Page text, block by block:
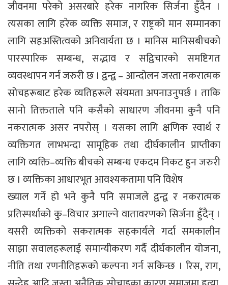
जीवनमा परेको असरबारे हरेक नागरिक सिर्जना हुँदैन ।
त्यसका लागि हरेक व्यक्ति समाज, र राष्ट्रको मान सम्मानका
लागि सहअस्तित्वको अनिवार्यता छ । मानिस मानिसबीचको
पारस्पारिक सम्बन्ध, सद्भाव र सद्विचारको समष्टिगत
व्यवस्थापन गर्न जरुरी छ । द्वन्द्व – आन्दोलन जस्ता नकरात्मक
सोचहरूबाट हरेक व्यतिहरूले संयमता अपनाउनुपर्छ । ताकि
सानो तिक्तताले पनि कसैको साधारण जीवनमा कुनै पनि
नकरात्मक असर नपरोस् । यसका लागि क्षणिक स्वार्थ र
व्यक्तिगत लाभभन्दा सामूहिक तथा दीर्घकालीन प्राप्तीका
लागि व्यक्ति–व्यक्ति बीचको सम्बन्ध एकदम निकट हुन जरुरी
छ । व्यक्तिका आधारभूत आवश्यकतामा पनि विशेष
ख्याल गर्ने हो भने कुनै पनि समाजले द्वन्द्व र नकरात्मक
प्रतिस्पर्धाको कु–विचार अगाल्ने वातावरणको सिर्जना हुँदैन् ।
यसरी व्यक्तिको सकरात्मक सहकार्यले गर्दा समकालीन
साझा सवालहरूलाई समान्यीकरण गर्दै दीर्घकालीन योजना,
नीति तथा रणनीतिहरूको कल्पना गर्न सकिन्छ । रिस, राग,